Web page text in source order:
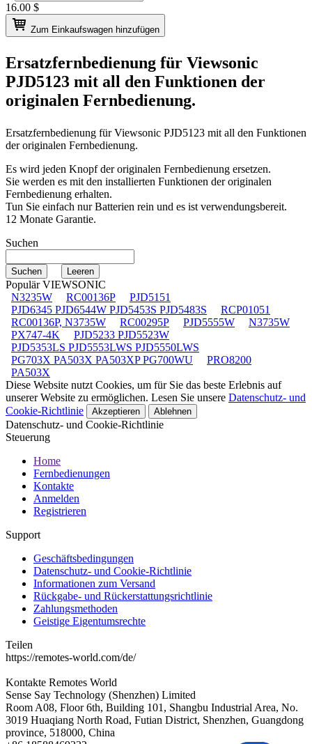
16.00 $
Zum Einkaufswagen hinzufügen
Ersatzfernbedienung für Viewsonic
PJD5123 mit all den Funktionen der
originalen Fernbedienung.
Ersatzfernbedienung fürViewsonic PJD5123 mit all den Funktionen
der originalen Fernbedienung.
Es wird jeden Knopf der originalen Fernbedienung ersetzen.
Sie werden es mit den installierten Funktionen der originalen
Fernbedienung erhalten.
Tun Sie einfach nur Batterien rein und es ist verwendungsbereit.
12 Monate Garantie.
Suchen
Populär VIEWSONIC
N3235W
RC00136P
PJD5151
PJD6345 PJD6544W PJD5453S PJD5483S
RCP01051
RC00136P, N3735W
RC00295P PJD5555W
N3735W
PX747-4K
PJD5233 PJD5523W
PJD5353LS PJD5553LWS PJD5550LWS
PG703X PA503X PA503XP PG700WU
PRO8200
PA503X
Diese Website nutzt Cookies, um für Sie das beste Erlebnis auf
unserer Website zu ermöglichen. Lesen Sie unsere Datenschutz- und
Cookie-Richtlinie
Akzeptieren Ablehnen
Datenschutz- und Cookie-Richtlinie
Steuerung
Home
Fernbedienungen
Kontakte
Anmelden
Registrieren
Support
Geschäftsbedingungen
Datenschutz- und Cookie-Richtlinie
Informationen zum Versand
Rückgabe- und Rückerstattungsrichtlinie
Zahlungsmethoden
Geistige Eigentumsrechte
Teilen
https://remotes-world.com/de/
Kontakte Remotes World
Sense Say Technology (Shenzhen) Limited
Room A08, Floor 6th, Building 101, Shangbu Industrial Area, No.
3019 Huaqiang North Road, Futian District, Shenzhen, Guangdong
province, 518000, China